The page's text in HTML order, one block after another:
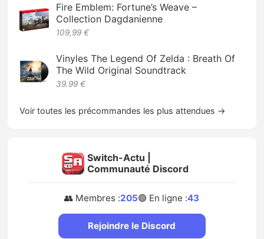
Fire Emblem: Fortune’s Weave –
Collection Dagdanienne
109,99 €
Vinyles The Legend Of Zelda : Breath Of
The Wild Original Soundtrack
39.99 €
Voir toutes les précommandes les plus attendues →
Switch-Actu |
Communauté Discord
👥 Membres :205🟢 En ligne :43
Rejoindre le Discord